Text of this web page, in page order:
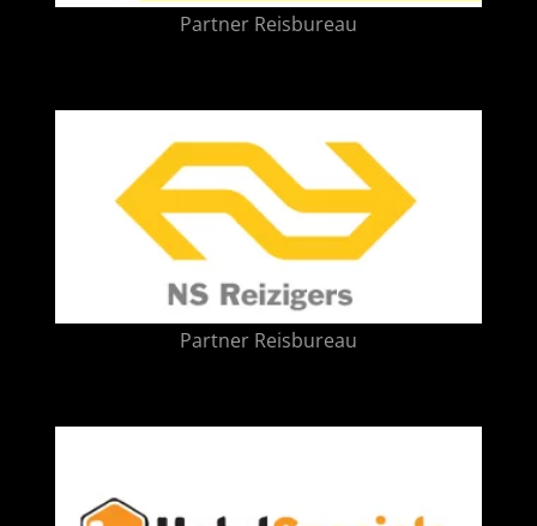
Partner Reisbureau
Partner Reisbureau